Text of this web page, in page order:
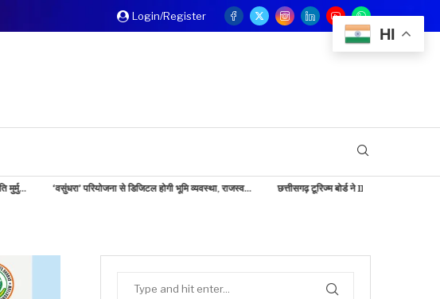
Login/Register
से डिजिटल होगी भूमि व्यवस्था, राजस्व... छत्तीसगढ़ टूरिज्म बोर्ड ने IITM बेंगलुरु में दिखाई...
HI